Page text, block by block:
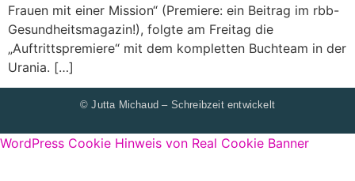
Frauen mit einer Mission“ (Premiere: ein Beitrag im rbb-
Gesundheitsmagazin!), folgte am Freitag die
„Auftrittspremiere“ mit dem kompletten Buchteam in der
Urania. […]
© Jutta Michaud – Schreibzeit entwickelt
WordPress Cookie Hinweis von Real Cookie Banner